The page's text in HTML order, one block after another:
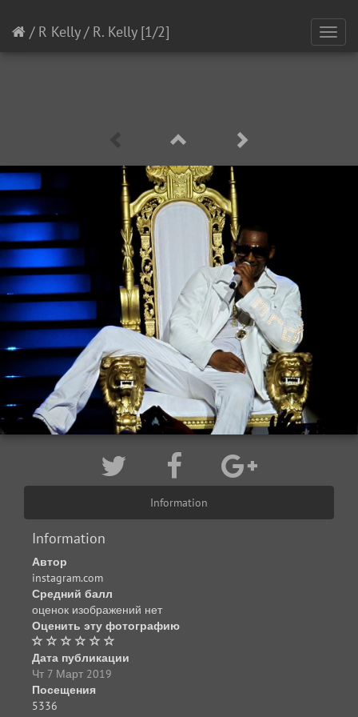
/ R Kelly/ R. Kelly[1/2]
Information
Information
Автор
instagram.com
Средний балл
оценок изображений нет
Оценить эту фотографию
Дата публикации
Чт 7 Март 2019
Посещения
5336